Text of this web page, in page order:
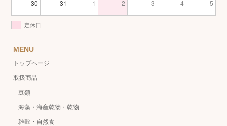
30 31 1 2 3 4 5
定休日
MENU
トップページ
取扱商品
豆類
海藻・海産乾物・乾物
雑穀・自然食